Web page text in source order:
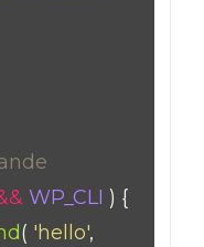
WP_CLI ) {
( 'hello',